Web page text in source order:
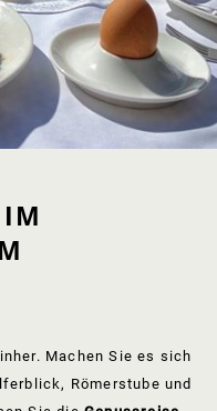
IM
Machen Sie es sich
Römerstube und